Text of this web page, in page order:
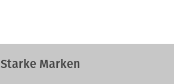
Starke Marken